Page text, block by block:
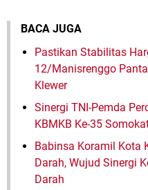
BACA JUGA
Pastikan Stabilitas
12/Manisrenggo
Klewer
Sinergi TNI-Pemda
KBMKB Ke-35
Babinsa Koramil Kota
Darah, Wujud Sinergi
Darah